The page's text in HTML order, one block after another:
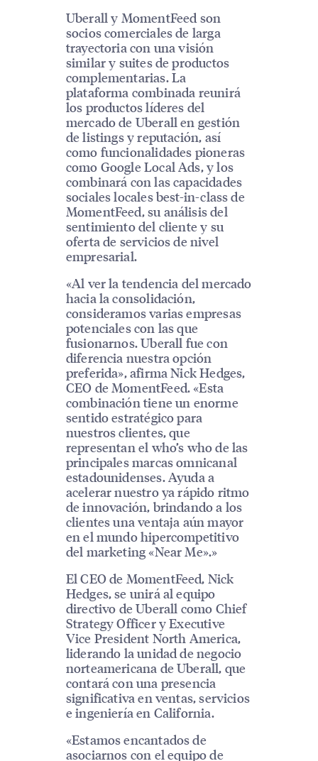
Uberall y MomentFeed son
socios comerciales de larga
trayectoria con una visión
similar y suites de productos
complementarias. La
plataforma combinada reunirá
los productos líderes del
mercado de Uberall en gestión
de listings y reputación, así
como funcionalidades pioneras
como Google Local Ads, y los
combinará con las capacidades
sociales locales best-in-class de
MomentFeed, su análisis del
sentimiento del cliente y su
oferta de servicios de nivel
empresarial.
«Al ver la tendencia del mercado
hacia la consolidación,
consideramos varias empresas
potenciales con las que
fusionarnos. Uberall fue con
diferencia nuestra opción
preferida», afirma Nick Hedges,
CEO de MomentFeed. «Esta
combinación tiene un enorme
sentido estratégico para
nuestros clientes, que
representan el who’s who de las
principales marcas omnicanal
estadounidenses. Ayuda a
acelerar nuestro ya rápido ritmo
de innovación, brindando a los
clientes una ventaja aún mayor
en el mundo hipercompetitivo
del marketing «Near Me».»
El CEO de MomentFeed, Nick
Hedges, se unirá al equipo
directivo de Uberall como Chief
Strategy Officer y Executive
Vice President North America,
liderando la unidad de negocio
norteamericana de Uberall, que
contará con una presencia
significativa en ventas, servicios
e ingeniería en California.
«Estamos encantados de
asociarnos con el equipo de